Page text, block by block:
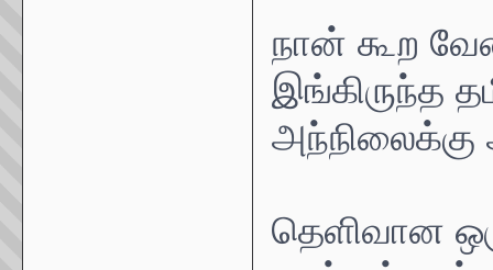
நான் கூற
இங்கிருந்த
தெளிவான